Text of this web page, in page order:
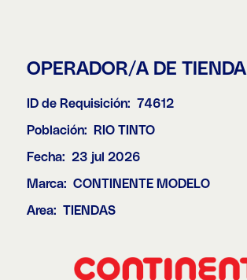
OPERADOR/A DE TIENDA
ID de Requisición: 74612
Población: RIO TINTO
Fecha: 23 jul 2026
Marca: CONTINENTE MODELO
Area: TIENDAS